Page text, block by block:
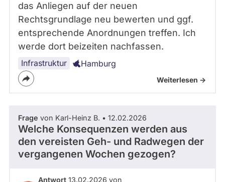
das Anliegen auf der neuen
Rechtsgrundlage neu bewerten und ggf.
entsprechende Anordnungen treffen. Ich
werde dort beizeiten nachfassen.
Infrastruktur Hamburg
Weiterlesen ->
Frage von Karl-Heinz B. • 12.02.2026
Welche Konsequenzen werden aus
den vereisten Geh- und Radwegen der
vergangenen Wochen gezogen?
Antwort 13.02.2026 von